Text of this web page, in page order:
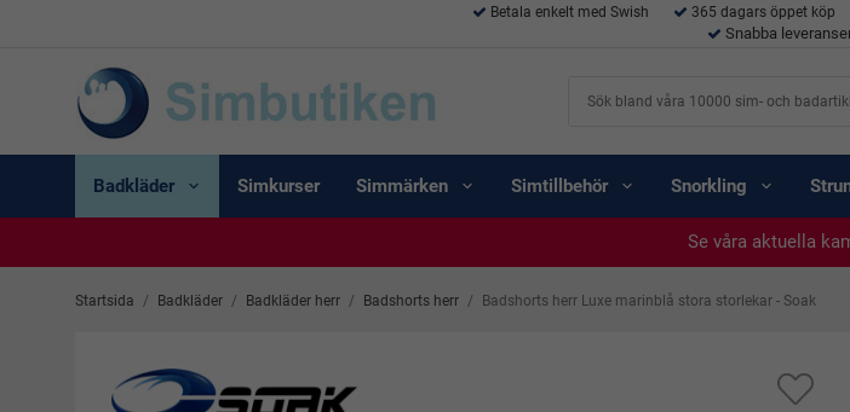
Betala enkelt med Swish 365 dagars öppet köp
Snabba
Badkläder Simkurser Simmärken Simtillbehör Snorkling
Se våra aktuella
Se våra aktuella
Se våra aktuella
Se våra aktuella
Se våra aktuella
Startsida / Badkläder / Badkläder herr / Badshorts herr / Badshorts herr Luxe marinblå stora storlekar - Soak